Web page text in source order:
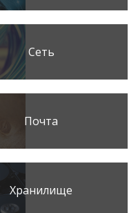
Сеть
Почта
Хранилище